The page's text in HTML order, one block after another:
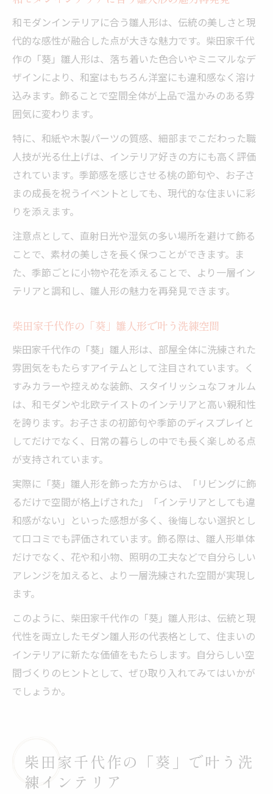
和モダンインテリアに合う雛人形は、伝統の美しさと現
代的な感性が融合した点が大きな魅力です。柴田家千代
作の「葵」雛人形は、落ち着いた色合いやミニマルなデ
ザインにより、和室はもちろん洋室にも違和感なく溶け
込みます。飾ることで空間全体が上品で温かみのある雰
囲気に変わります。
特に、和紙や木製パーツの質感、細部までこだわった職
人技が光る仕上げは、インテリア好きの方にも高く評価
されています。季節感を感じさせる桃の節句や、お子さ
まの成長を祝うイベントとしても、現代的な住まいに彩
りを添えます。
注意点として、直射日光や湿気の多い場所を避けて飾る
ことで、素材の美しさを長く保つことができます。ま
た、季節ごとに小物や花を添えることで、より一層イン
テリアと調和し、雛人形の魅力を再発見できます。
柴田家千代作の「葵」雛人形で叶う洗練空間
柴田家千代作の「葵」雛人形は、部屋全体に洗練された
雰囲気をもたらすアイテムとして注目されています。く
すみカラーや控えめな装飾、スタイリッシュなフォルム
は、和モダンや北欧テイストのインテリアと高い親和性
を誇ります。お子さまの初節句や季節のディスプレイと
してだけでなく、日常の暮らしの中でも長く楽しめる点
が支持されています。
実際に「葵」雛人形を飾った方からは、「リビングに飾
るだけで空間が格上げされた」「インテリアとしても違
和感がない」といった感想が多く、後悔しない選択とし
て口コミでも評価されています。飾る際は、雛人形単体
だけでなく、花や和小物、照明の工夫などで自分らしい
アレンジを加えると、より一層洗練された空間が実現し
ます。
このように、柴田家千代作の「葵」雛人形は、伝統と現
代性を両立したモダン雛人形の代表格として、住まいの
インテリアに新たな価値をもたらします。自分らしい空
間づくりのヒントとして、ぜひ取り入れてみてはいかが
でしょうか。
柴田家千代作の「葵」で叶う洗
練インテリア